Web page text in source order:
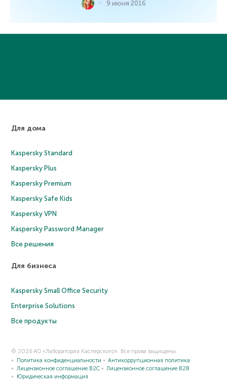
9 июня 2016
Для дома
Kaspersky Standard
Kaspersky Plus
Kaspersky Premium
Kaspersky Safe Kids
Kaspersky VPN
Kaspersky Password Manager
Все решения
Для бизнеса
Kaspersky Small Office Security
Enterprise Solutions
Все продукты
© 2026 АО «Лаборатория Касперского». Все права защищены.
Политика конфиденциальности
Антикоррупционная политика
Лицензионное соглашение B2C
Лицензионное соглашение B2B
Юридическая информация